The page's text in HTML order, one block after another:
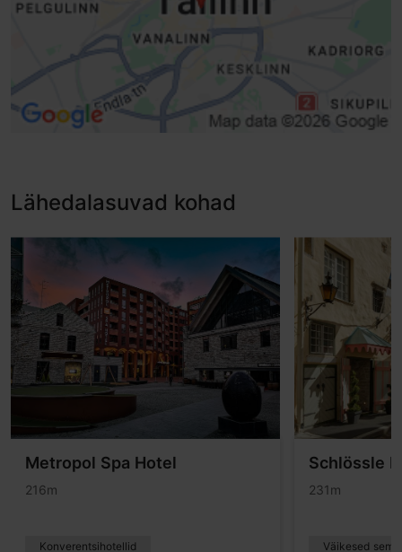
Lähedalasuvad kohad
Metropol Spa Hotel
216m
Konverentsihotellid
Schlössle
231m
Väikesed